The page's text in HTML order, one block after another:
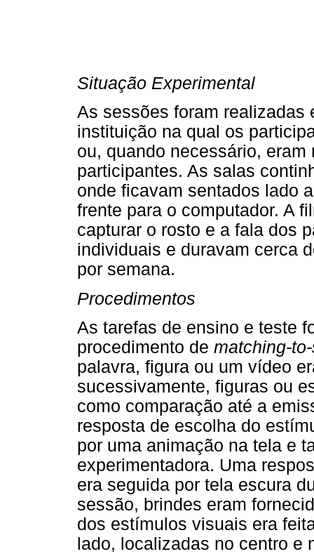
Situação Experimental
As sessões foram realizadas
instituição na qual os
ou, quando necessário,
participantes. As salas
onde ficavam sentados lado
frente para o computador. A
capturar o rosto e a fala dos
individuais e duravam cerca
por semana.
Procedimentos
As tarefas de ensino e teste
procedimento de matching-
palavra, figura ou um vídeo
sucessivamente, figuras ou
como comparação até a
resposta de escolha do
por uma animação na tela e
experimentadora. Uma
era seguida por tela escura
sessão, brindes eram
dos estímulos visuais era
lado, localizadas no centro e